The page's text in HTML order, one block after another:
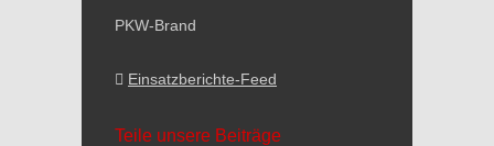
PKW-Brand
Einsatzberichte-Feed
Teile unsere Beiträge